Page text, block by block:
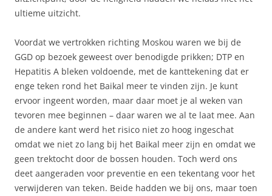
ultieme uitzicht.
Voordat we vertrokken richting Moskou waren we bij de
GGD op bezoek geweest over benodigde prikken; DTP en
Hepatitis A bleken voldoende, met de kanttekening dat er
enge teken rond het Baikal meer te vinden zijn. Je kunt
ervoor ingeent worden, maar daar moet je al weken van
tevoren mee beginnen – daar waren we al te laat mee. Aan
de andere kant werd het risico niet zo hoog ingeschat
omdat we niet zo lang bij het Baikal meer zijn en omdat we
geen trektocht door de bossen houden. Toch werd ons
deet aangeraden voor preventie en een tekentang voor het
verwijderen van teken. Beide hadden we bij ons, maar toen